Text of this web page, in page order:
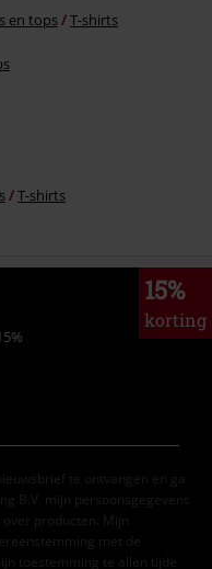
en tops T-shirts
T-shirts
15%
korting
te ontvangen en ga
B.V. mijn persoonsgegevens
producten. Mijn
met de
toestemming te allen tijde